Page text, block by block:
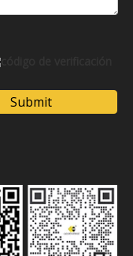
Submit